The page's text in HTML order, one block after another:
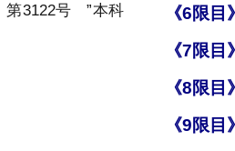
第3122号 ”本科
《6限
《7限
《8限
《9限